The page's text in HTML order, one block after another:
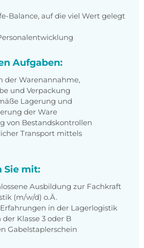
Balance, auf die viel Wert gelegt
Aufgaben:
der Warenannahme,
und Verpackung
Lagerung und
der Ware
von Bestandskontrollen
Transport mittels
Sie mit:
Ausbildung zur Fachkraft
(m/w/d) o.Ä.
in der Lagerlogistik
Klasse 3 oder B
Gabelstaplerschein